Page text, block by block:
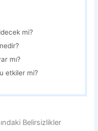
mi?
mı?
etkiler mi?
Belirsizlikler